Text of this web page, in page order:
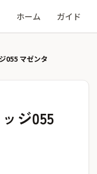
ホーム ガイド
055 マゼンタ
ジ055